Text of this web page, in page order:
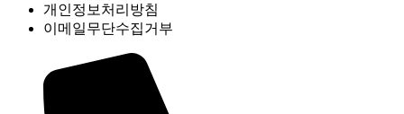
개인정보처리방침
이메일무단수집거부